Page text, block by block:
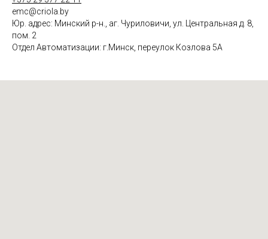
emc@criola.by
Юр. адрес: Минский р-н., аг. Чуриловичи, ул. Центральная д. 8,
пом. 2
Отдел Автоматизации: г.Минск, переулок Козлова 5А